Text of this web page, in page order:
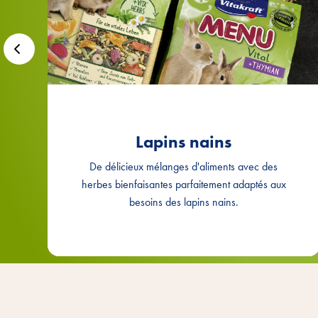
Lapins nains
De délicieux mélanges d'aliments avec des
herbes bienfaisantes parfaitement adaptés aux
besoins des lapins nains.